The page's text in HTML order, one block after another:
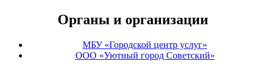
Органы и организации
МБУ «Городской центр услуг»
ООО «Уютный город Советский»